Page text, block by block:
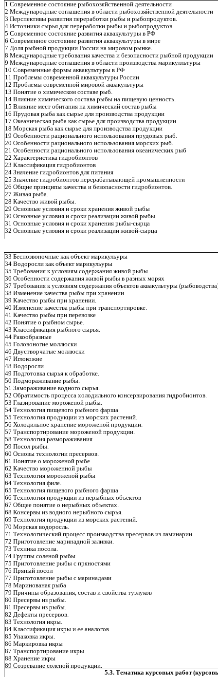
1 Современное состояние рыбохозяйственной деятельности
2 Международные соглашения в области рыбохозяйственной деятельности
3 Перспективы развития переработки рыбы и рыбопродуктов.
4 Источники сырья для переработки рыбы и рыбопродуктов.
5 Современное состояние развития аквакультуры в РФ
6 Современное состояние развития аквакультуры в мире
7 Доля рыбной продукции России на мировом рынке.
8 Международные требования качества и безопасности рыбной продукции
9 Международные соглашения в области производства марикулльтуры
10 Современные формы аквакультуры в РФ
11 Проблемы современной аквакультуры России
12 Проблемы современной мировой аквакультуры
13 Понятие о химическом составе рыб.
14 Влияние химического состава рыбы на пищевую ценность.
15 Влияние мест обитания на химический состав рыбы
16 Прудовая рыба как сырье для производства продукции
17 Океаническая рыба как сырье для производства продукции
18 Морская рыба как сырье для производства продукции
19 Особенности рационального использования прудовых рыб.
20 Особенности рационального использования морских рыб.
21 Особенности рационального использования океанических рыб
22 Характеристика гидробионтов
23 Классификация гидробионтов
24 Значение гидробионтов для питания
25 Значение гидробионтов перерабатывающей промышленности
26 Общие принципы качества и безопасности гидробионтов.
27 Живая рыба.
28 Качество живой рыбы.
29 Основные условия и сроки хранения живой рыбы
30 Основные условия и сроки реализации живой рыбы
31 Основные условия и сроки хранения рыбы-сырца
32 Основные условия и сроки реализации живой-сырца
33 Беспозвоночные как объект марикульуры
34 Водоросли как объект марикульуры
35 Требования к условиям содержания живой рыбы.
36 Особенности содержания живой рыбы в разных морях
37 Требования к условиям содержания объектов аквакультуры
38 Изменение качества рыбы при хранении
39 Качество рыбы при хранении.
40 Изменение качества рыбы при транспортировке.
41 Качество рыбы при перевозке
42 Понятие о рыбном сырье.
43 Классификация рыбного сырья.
44 Ракообразные
45 Головоногие моллюски
46 Двустворчатые моллюски
47 Иглокожие
48 Водоросли
49 Подготовка сырья к обработке.
50 Подмораживание рыбы.
51 Замораживание водного сырья.
52 Обратимость процесса холодильного консервирования гидробионтов.
53 Глазирование мороженой рыбы.
54 Технология пищевого рыбного фарша
55 Технология продукции из морских растений.
56 Холодильное хранение мороженой продукции.
57 Транспортирование мороженой продукции.
58 Технология размораживания
59 Посол рыбы.
60 Основы технологии пресервов.
61 Понятие о мороженой рыбе
62 Качество мороженной рыбы
63 Технология мороженой рыбы
64 Технология филе.
65 Технология пищевого рыбного фарша
66 Технология продукции из нерыбных объектов
67 Общее понятие о нерыбных объектах.
68 Консервы из водного нерыбного сырья.
69 Технология продукции из морских растений.
70 Морская водоросль.
71 Технологический процесс производства пресервов из ламинарии.
72 Приготовление маринадной заливки.
73 Техника посола.
74 Группы соленой рыбы
75 Приготовление рыбы с пряностями
76 Пряный посол
77 Приготовление рыбы с маринадами
78 Маринованая рыба
79 Причины образования, состав и свойства тузлуков
80 Пресервы из рыбы.
81 Пресервы из рыбы.
82 Дефекты пресервов.
83 Технология икры.
84 Классификация икры и ее аналогов.
85 Упаковка икры.
86 Маркировка икры
87 Транспортирование икры
88 Хранение икры
89 Созревание соленой продукции.
5.3. Тематика курсовых работ